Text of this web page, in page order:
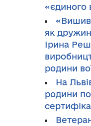
«єдиного
як
Ірина
родини
На
родини